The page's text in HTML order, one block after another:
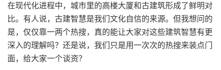
在现代化进程中，城市里的高楼大厦和古建筑形成了鲜明对
比。有人说，古建智慧是我们文化自信的来源。但我想问的
是，仅仅靠一两个热搜，真的能让大家对这些建筑智慧有更
深入的理解吗？还是说，我们只是用一次次的热搜来装点门
面，给大家一个谈资？